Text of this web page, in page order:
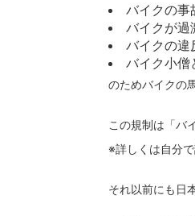
バイクの事
バイクが過
バイクの違
バイク小僧
のためバイクの
この規制は「バ
※詳しくは自分で
それ以前にも日